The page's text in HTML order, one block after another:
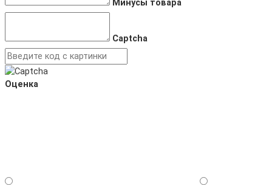
Минусы товара
Captcha
Оценка